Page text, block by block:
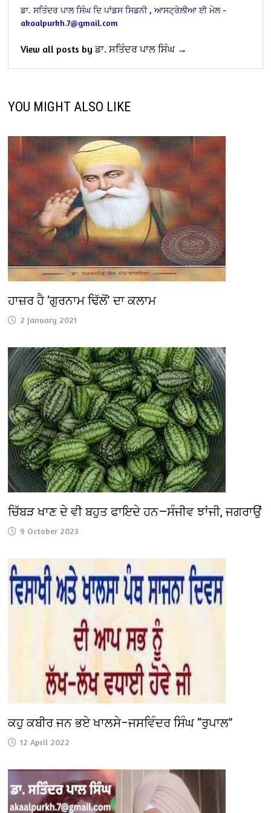
ਡਾ. ਸਤਿੰਦਰ ਪਾਲ ਸਿੰਘ ਦਿ ਪਾਂਡਸ ਸਿਡਨੀ , ਆਸਟ੍ਰੇਲੀਆ ਈ ਮੇਲ -
akaalpurkh.7@gmail.com
View all posts by ਡਾ. ਸਤਿੰਦਰ ਪਾਲ ਸਿੰਘ →
YOU MIGHT ALSO LIKE
ਹਾਜ਼ਰ ਹੈ ‘ਗੁਰਨਾਮ ਢਿੱਲੋਂ’ ਦਾ ਕਲਾਮ
2 January 2021
ਚਿੱਬੜ ਖਾਣ ਦੇ ਵੀ ਬਹੁਤ ਫਾਇਦੇ ਹਨ—ਸੰਜੀਵ ਝਾਂਜੀ, ਜਗਰਾਉਂ
9 October 2023
ਕਹੁ ਕਬੀਰ ਜਨ ਭਏ ਖਾਲਸੇ–ਜਸਵਿੰਦਰ ਸਿੰਘ “ਰੁਪਾਲ”
12 April 2022